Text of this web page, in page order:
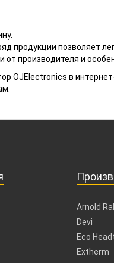
продукции позволяет
от производителя и
OJElectronics в
Arnold
Devi
Eco
Extherm